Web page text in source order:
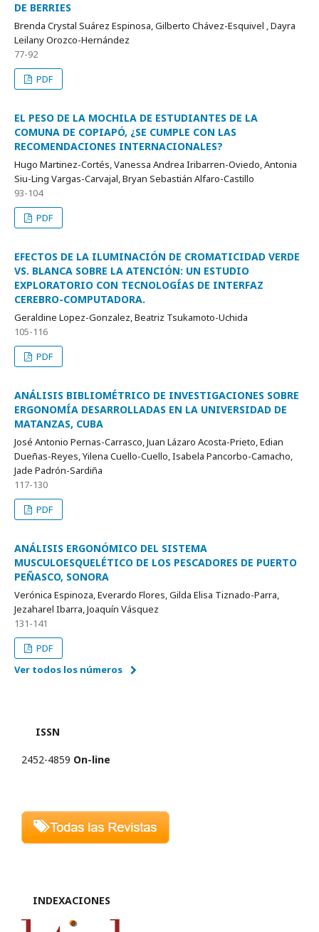
DE BERRIES
Brenda Crystal Suárez Espinosa, Gilberto Chávez-Esquivel , Dayra
Leilany Orozco-Hernández
77-92
PDF
EL PESO DE LA MOCHILA DE ESTUDIANTES DE LA
COMUNA DE COPIAPÓ, ¿SE CUMPLE CON LAS
RECOMENDACIONES INTERNACIONALES?
Hugo Martinez-Cortés, Vanessa Andrea Iribarren-Oviedo, Antonia
Siu-Ling Vargas-Carvajal, Bryan Sebastián Alfaro-Castillo
93-104
PDF
EFECTOS DE LA ILUMINACIÓN DE CROMATICIDAD VERDE
VS. BLANCA SOBRE LA ATENCIÓN: UN ESTUDIO
EXPLORATORIO CON TECNOLOGÍAS DE INTERFAZ
CEREBRO-COMPUTADORA.
Geraldine Lopez-Gonzalez, Beatriz Tsukamoto-Uchida
105-116
PDF
ANÁLISIS BIBLIOMÉTRICO DE INVESTIGACIONES SOBRE
ERGONOMÍA DESARROLLADAS EN LA UNIVERSIDAD DE
MATANZAS, CUBA
José Antonio Pernas-Carrasco, Juan Lázaro Acosta-Prieto, Edian
Dueñas-Reyes, Yilena Cuello-Cuello, Isabela Pancorbo-Camacho,
Jade Padrón-Sardiña
117-130
PDF
ANÁLISIS ERGONÓMICO DEL SISTEMA
MUSCULOESQUELÉTICO DE LOS PESCADORES DE PUERTO
PEÑASCO, SONORA
Verónica Espinoza, Everardo Flores, Gilda Elisa Tiznado-Parra,
Jezaharel Ibarra, Joaquín Vásquez
131-141
PDF
Ver todos los números
ISSN
2452-4859 On-line
INDEXACIONES